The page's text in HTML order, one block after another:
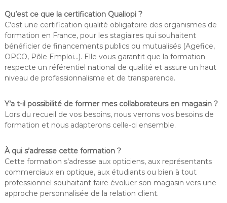
Qu’est ce que la certification Qualiopi ?
C’est une certification qualité obligatoire des organismes de
formation en France, pour les stagiaires qui souhaitent
bénéficier de financements publics ou mutualisés (Agefice,
OPCO, Pôle Emploi…). Elle vous garantit que la formation
respecte un référentiel national de qualité et assure un haut
niveau de professionnalisme et de transparence.
Y’a t-il possibilité de former mes collaborateurs en magasin ?
Lors du recueil de vos besoins, nous verrons vos besoins de
formation et nous adapterons celle-ci ensemble.
À qui s’adresse cette formation ?
Cette formation s’adresse aux opticiens, aux représentants
commerciaux en optique, aux étudiants ou bien à tout
professionnel souhaitant faire évoluer son magasin vers une
approche personnalisée de la relation client.